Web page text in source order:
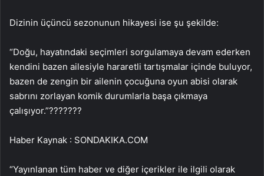
Dizinin üçüncü sezonunun hikayesi ise şu şekilde:
“Doğu, hayatındaki seçimleri sorgulamaya devam ederken
kendini bazen ailesiyle hararetli tartışmalar içinde buluyor,
bazen de zengin bir ailenin çocuğuna oyun abisi olarak
sabrını zorlayan komik durumlarla başa çıkmaya
çalışıyor.”???????
Haber Kaynak : SONDAKIKA.COM
“Yayınlanan tüm haber ve diğer içerikler ile ilgili olarak